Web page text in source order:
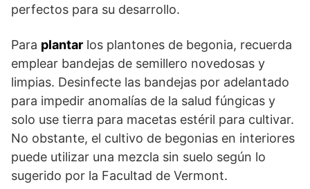
perfectos para su desarrollo.
Para plantar los plantones de begonia, recuerda
emplear bandejas de semillero novedosas y
limpias. Desinfecte las bandejas por adelantado
para impedir anomalías de la salud fúngicas y
solo use tierra para macetas estéril para cultivar.
No obstante, el cultivo de begonias en interiores
puede utilizar una mezcla sin suelo según lo
sugerido por la Facultad de Vermont.